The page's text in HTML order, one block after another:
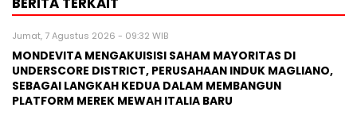
Jumat, 7 Agustus 2026 - 09:32 WIB
MONDEVITA MENGAKUISISI SAHAM MAYORITAS DI
UNDERSCORE DISTRICT, PERUSAHAAN INDUK MAGLIANO,
SEBAGAI LANGKAH KEDUA DALAM MEMBANGUN
PLATFORM MEREK MEWAH ITALIA BARU